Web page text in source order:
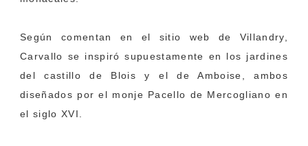
Según comentan en el sitio web de Villandry,
Carvallo se inspiró supuestamente en los jardines
del castillo de Blois y el de Amboise, ambos
diseñados por el monje Pacello de Mercogliano en
el siglo XVI.